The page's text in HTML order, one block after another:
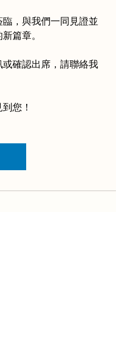
，與我們一同見證並
篇章。
或確認出席，請聯絡我
您！